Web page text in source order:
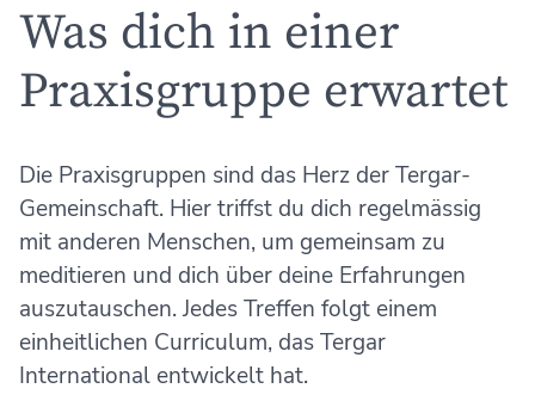
Was dich in einer
Praxisgruppe erwartet
Die Praxisgruppen sind das Herz der Tergar-
Gemeinschaft. Hier triffst du dich regelmässig
mit anderen Menschen, um gemeinsam zu
meditieren und dich über deine Erfahrungen
auszutauschen. Jedes Treffen folgt einem
einheitlichen Curriculum, das Tergar
International entwickelt hat.